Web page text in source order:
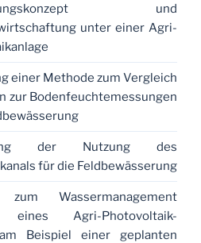
und
unter einer Agri-
einer Methode zum Vergleich
zur Bodenfeuchtemessungen
der Nutzung des
für die Feldbewässerung
zum Wassermanagement
eines Agri-Photovoltaik-
Beispiel einer geplanten